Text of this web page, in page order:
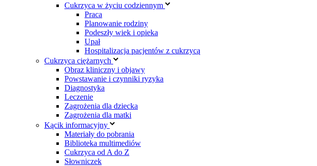
Cukrzyca w życiu codziennym
Praca
Planowanie rodziny
Podeszły wiek i opieka
Upał
Hospitalizacja pacjentów z cukrzycą
Cukrzyca ciężarnych
Obraz kliniczny i objawy
Powstawanie i czynniki ryzyka
Diagnostyka
Leczenie
Zagrożenia dla dziecka
Zagrożenia dla matki
Kącik informacyjny
Materiały do pobrania
Biblioteka multimediów
Cukrzyca od A do Z
Słowniczek